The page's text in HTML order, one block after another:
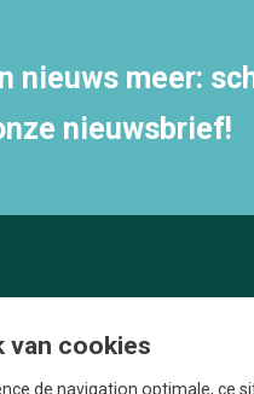
nieuws meer:
nieuwsbrief!
van cookies
de navigation optimale, ce